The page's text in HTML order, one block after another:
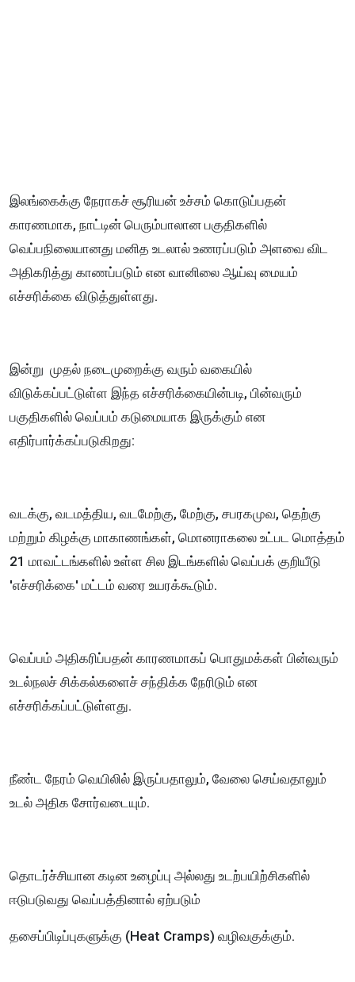
இலங்கைக்கு நேராகச் சூரியன் உச்சம் கொடுப்பதன்
காரணமாக, நாட்டின் பெரும்பாலான பகுதிகளில்
வெப்பநிலையானது மனித உடலால் உணரப்படும் அளவை விட
அதிகரித்து காணப்படும் என வானிலை ஆய்வு மையம்
எச்சரிக்கை விடுத்துள்ளது.
இன்று முதல் நடைமுறைக்கு வரும் வகையில்
விடுக்கப்பட்டுள்ள இந்த எச்சரிக்கையின்படி, பின்வரும்
பகுதிகளில் வெப்பம் கடுமையாக இருக்கும் என
எதிர்பார்க்கப்படுகிறது:
வடக்கு, வடமத்திய, வடமேற்கு, மேற்கு, சபரகமுவ, தெற்கு
மற்றும் கிழக்கு மாகாணங்கள், மொனராகலை உட்பட மொத்தம்
21 மாவட்டங்களில் உள்ள சில இடங்களில் வெப்பக் குறியீடு
'எச்சரிக்கை' மட்டம் வரை உயரக்கூடும்.
வெப்பம் அதிகரிப்பதன் காரணமாகப் பொதுமக்கள் பின்வரும்
உடல்நலச் சிக்கல்களைச் சந்திக்க நேரிடும் என
எச்சரிக்கப்பட்டுள்ளது.
நீண்ட நேரம் வெயிலில் இருப்பதாலும், வேலை செய்வதாலும்
உடல் அதிக சோர்வடையும்.
தொடர்ச்சியான கடின உழைப்பு அல்லது உடற்பயிற்சிகளில்
ஈடுபடுவது வெப்பத்தினால் ஏற்படும்
தசைப்பிடிப்புகளுக்கு (Heat Cramps) வழிவகுக்கும்.